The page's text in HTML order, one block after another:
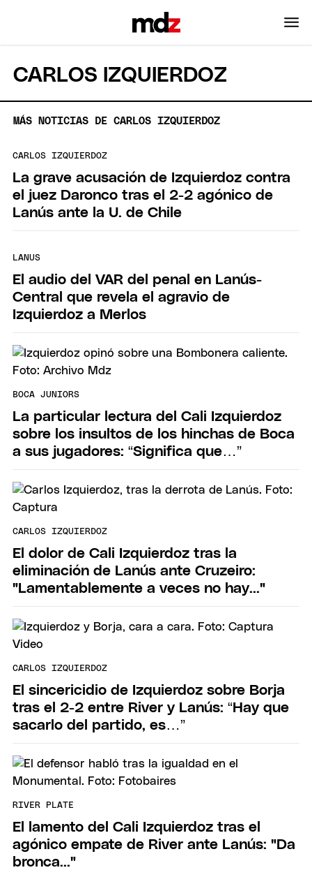
CARLOS IZQUIERDOZ
MÁS NOTICIAS DE CARLOS IZQUIERDOZ
CARLOS IZQUIERDOZ
La grave acusación de Izquierdoz contra
el juez Daronco tras el 2-2 agónico de
Lanús ante la U. de Chile
LANUS
El audio del VAR del penal en Lanús-
Central que revela el agravio de
Izquierdoz a Merlos
BOCA JUNIORS
La particular lectura del Cali Izquierdoz
sobre los insultos de los hinchas de Boca
a sus jugadores: “Significa que…”
CARLOS IZQUIERDOZ
El dolor de Cali Izquierdoz tras la
eliminación de Lanús ante Cruzeiro:
"Lamentablemente a veces no hay..."
CARLOS IZQUIERDOZ
El sincericidio de Izquierdoz sobre Borja
tras el 2-2 entre River y Lanús: “Hay que
sacarlo del partido, es…”
RIVER PLATE
El lamento del Cali Izquierdoz tras el
agónico empate de River ante Lanús: "Da
bronca..."